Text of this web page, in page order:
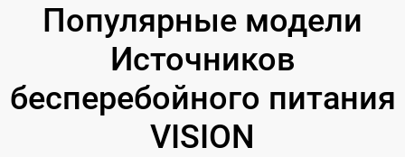
Популярные модели
Источников
бесперебойного питания
VISION